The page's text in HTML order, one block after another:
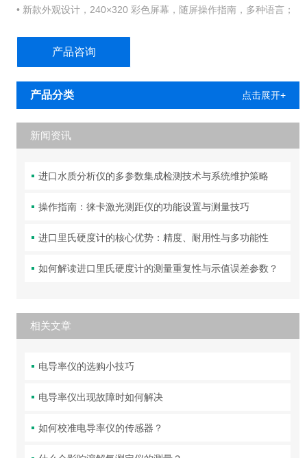
• 新款外观设计，240×320 彩色屏幕，随屏操作指南，多种语言；
• 直接获得GLP管理数据，包括校准点，校准时间等信息；
产品咨询
产品分类 点击展开+
新闻资讯
进口水质分析仪的多参数集成检测技术与系统维护策略
操作指南：徕卡激光测距仪的功能设置与测量技巧
进口里氏硬度计的核心优势：精度、耐用性与多功能性
如何解读进口里氏硬度计的测量重复性与示值误差参数？
相关文章
电导率仪的选购小技巧
电导率仪出现故障时如何解决
如何校准电导率仪的传感器？